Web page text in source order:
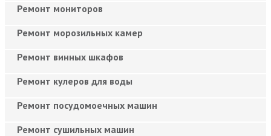
Ремонт мониторов
Ремонт морозильных камер
Ремонт винных шкафов
Ремонт кулеров для воды
Ремонт посудомоечных машин
Ремонт сушильных машин